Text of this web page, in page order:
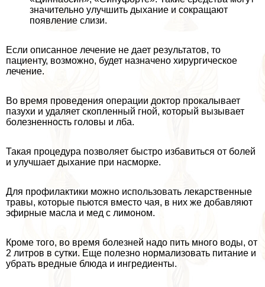
значительно улучшить дыхание и сокращают
появление слизи.
Если описанное лечение не дает результатов, то
пациенту, возможно, будет назначено хирургическое
лечение.
Во время проведения операции доктор прокалывает
пазухи и удаляет скопленный гной, который вызывает
болезненность головы и лба.
Такая процедypa позволяет быстро избавиться от болей
и улучшает дыхание при насморке.
Для профилактики можно использовать лекарственные
травы, которые пьются вместо чая, в них же добавляют
эфирные масла и мед с лимоном.
Кроме того, во время болезней надо пить много воды, от
2 литров в сутки. Еще полезно нормализовать питание и
убрать вредные блюда и ингредиенты.